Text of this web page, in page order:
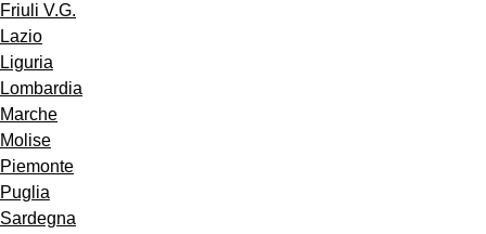
Friuli V.G.
Lazio
Liguria
Lombardia
Marche
Molise
Piemonte
Puglia
Sardegna